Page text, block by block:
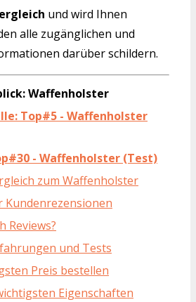
und wird Ihnen
alle zugänglichen und
darüber schildern.
Waffenholster
Top#5 - Waffenholster
- Waffenholster (Test)
zum Waffenholster
Kundenrezensionen
Reviews?
und Tests
Preis bestellen
Eigenschaften